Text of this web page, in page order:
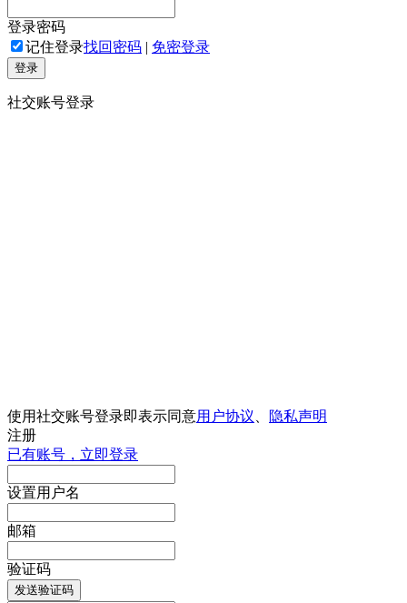
登录密码
记住登录找回密码 | 免密登录
登录
社交账号登录
使用社交账号登录即表示同意用户协议
隐私声明
注册
已有账号，立即登录
设置用户名
邮箱
验证码
发送验证码